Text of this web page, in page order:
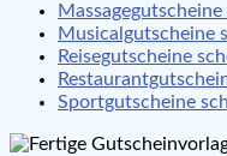
Massagegutscheine
Musicalgutscheine
Reisegutscheine
Sportgutscheine